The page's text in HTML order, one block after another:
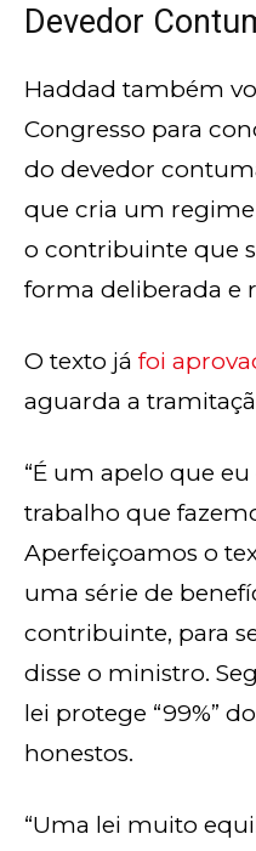
Devedor
Haddad também
Congresso para
do devedor
que cria um
o contribuinte que
forma deliberada e
O texto já foi
aguarda a
“É um apelo que
trabalho que
Aperfeiçoamos o
uma série de
contribuinte, para
disse o ministro.
lei protege “99%”
honestos.
“Uma lei muito